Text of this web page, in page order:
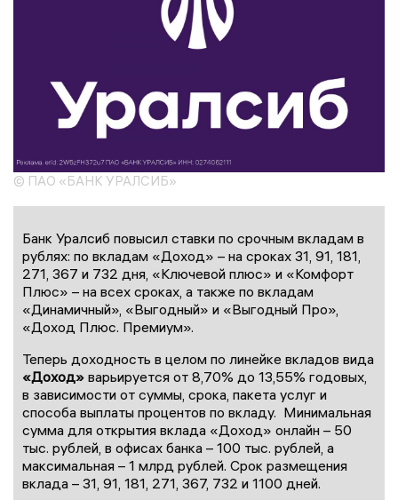
© ПАО «БАНК УРАЛСИБ»
Банк Уралсиб повысил ставки по срочным вкладам в
рублях: по вкладам «Доход» – на сроках 31, 91, 181,
271, 367 и 732 дня, «Ключевой плюс» и «Комфорт
Плюс» – на всех сроках, а также по вкладам
«Динамичный», «Выгодный» и «Выгодный Про»,
«Доход Плюс. Премиум».
Теперь доходность в целом по линейке вкладов вида
«Доход» варьируется от 8,70% до 13,55% годовых,
в зависимости от суммы, срока, пакета услуг и
способа выплаты процентов по вкладу. Минимальная
сумма для открытия вклада «Доход» онлайн – 50
тыс. рублей, в офисах банка – 100 тыс. рублей, а
максимальная – 1 млрд рублей. Срок размещения
вклада – 31, 91, 181, 271, 367, 732 и 1100 дней.